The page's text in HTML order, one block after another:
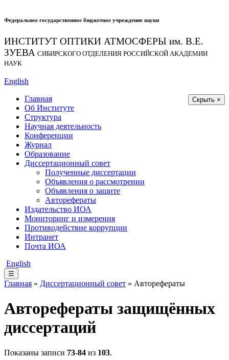
Федеральное государственное бюджетное учреждение науки
ИНСТИТУТ ОПТИКИ АТМОСФЕРЫ им. В.Е.
ЗУЕВА СИБИРСКОГО ОТДЕЛЕНИЯ РОССИЙСКОЙ АКАДЕМИИ
НАУК
English
Скрыть ×
Главная
Об Институте
Структура
Научная деятельность
Конференции
Журнал
Образование
Диссертационный совет
Полученные диссертации
Объявления о рассмотрении
Объявления о защите
Авторефераты
Издательство ИОА
Мониторинг и измерения
Противодействие коррупции
Интранет
Почта ИОА
English
☰
Главная » Диссертационный совет » Авторефераты
Авторефераты защищённых
диссертаций
Показаны записи 73-84 из 103.